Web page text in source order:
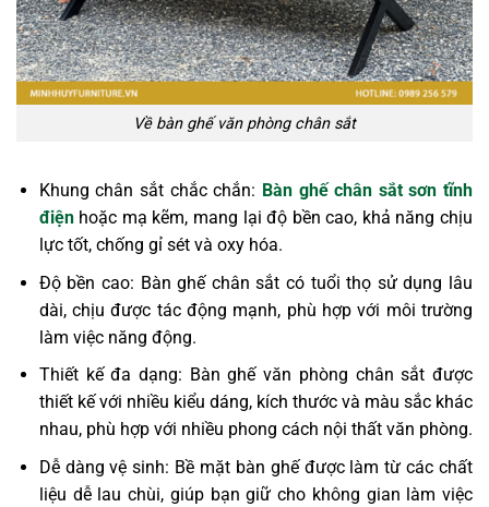
Về bàn ghế văn phòng chân sắt
Khung chân sắt chắc chắn: Bàn ghế chân sắt sơn tĩnh
điệnhoặc mạ kẽm, mang lại độ bền cao, khả năng chịu
lực tốt, chống gỉ sét và oxy hóa.
Độ bền cao: Bàn ghế chân sắt có tuổi thọ sử dụng lâu
dài, chịu được tác động mạnh, phù hợp với môi trường
làm việc năng động.
Thiết kế đa dạng: Bàn ghế văn phòng chân sắt được
thiết kế với nhiều kiểu dáng, kích thước và màu sắc khác
nhau, phù hợp với nhiều phong cách nội thất văn phòng.
Dễ dàng vệ sinh: Bề mặt bàn ghế được làm từ các chất
liệu dễ lau chùi, giúp bạn giữ cho không gian làm việc